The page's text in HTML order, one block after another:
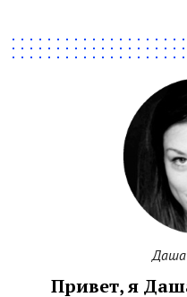
Привет, я